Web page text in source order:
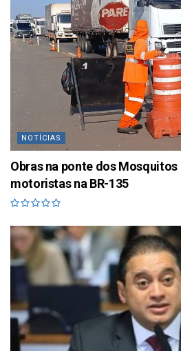
NOTÍCIAS
Obras na ponte dos
motoristas na BR-135